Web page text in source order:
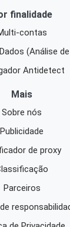
finalidade
contas
(Análise
Antidetect
Mais
Sobre nós
Publicidade
de proxy
Parceiros